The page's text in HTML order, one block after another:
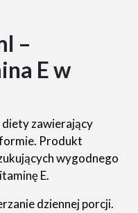
–
E w
zawierający
Produkt
wygodnego
E.
dziennej porcji.